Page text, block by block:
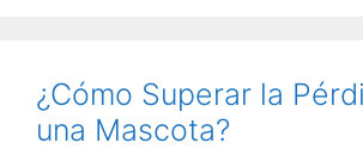
¿Cómo Superar la
una Mascota?